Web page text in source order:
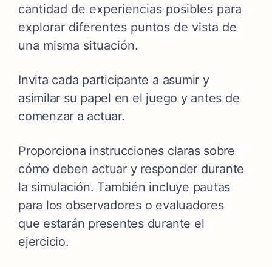
cantidad de experiencias posibles para
explorar diferentes puntos de vista de
una misma situación.
Invita cada participante a asumir y
asimilar su papel en el juego y antes de
comenzar a actuar.
Proporciona instrucciones claras sobre
cómo deben actuar y responder durante
la simulación. También incluye pautas
para los observadores o evaluadores
que estarán presentes durante el
ejercicio.